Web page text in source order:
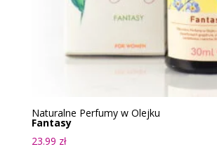
Naturalne Perfumy w Olejku
Fantasy
23.99 zł